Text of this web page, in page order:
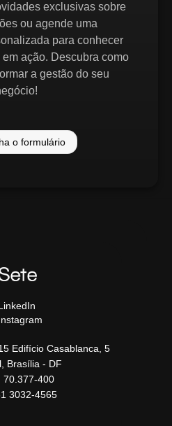
exclusivas sobre
ou agende uma
para conhecer
ação. Descubra como
a gestão do seu
o formulário
Edifício Casablanca, 5
Brasília - DF
70.377-400
3032-4565